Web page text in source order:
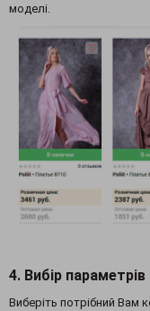
моделі.
4. Вибір
Виберіть потрібний Вам